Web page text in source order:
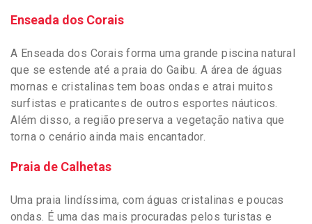
Enseada dos Corais
A Enseada dos Corais forma uma grande piscina natural
que se estende até a praia do Gaibu. A área de águas
mornas e cristalinas tem boas ondas e atrai muitos
surfistas e praticantes de outros esportes náuticos.
Além disso, a região preserva a vegetação nativa que
torna o cenário ainda mais encantador.
Praia de Calhetas
Uma praia lindíssima, com águas cristalinas e poucas
ondas. É uma das mais procuradas pelos turistas e